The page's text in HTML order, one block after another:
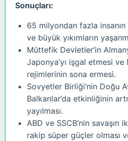
Sonuçları:
65 milyondan fazla insanın
ve büyük yıkımların
Müttefik Devletler’in
Japonya’yı işgal etmesi
rejimlerinin sona ermesi.
Sovyetler Birliği’nin Doğu
Balkanlar’da etkinliğinin
yayılması.
ABD ve SSCB’nin savaşın
rakip süper güçler olması